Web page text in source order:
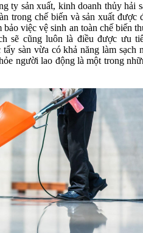
ty sản xuất, kinh doanh thủy hải
trong chế biến và sản xuất được
việc vệ sinh an toàn chế biến
sẽ cũng luôn là điều được ưu
sàn vừa có khả năng làm sạch
người lao động là một trong